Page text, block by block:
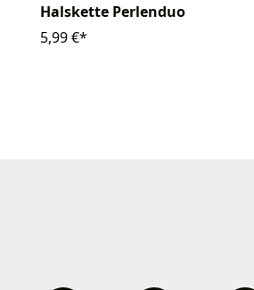
Halskette Perlenduo
5,99 €*